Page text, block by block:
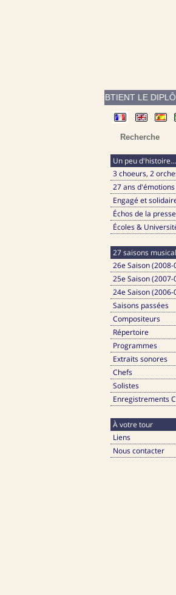
GÉRALDINE CASEY OBTIENT LE
Un peu d'histoire…
3 choeurs, 2
27 ans d'émotions
Engagé et
Échos de la presse
Écoles &
27 saisons
26e Saison (2008-
25e Saison (2007-
24e Saison (2006-
Saisons passées
Compositeurs
Répertoire
Programmes
Extraits sonores
Chefs
Solistes
Enregistrements
À votre tour
Liens
Nous contacter